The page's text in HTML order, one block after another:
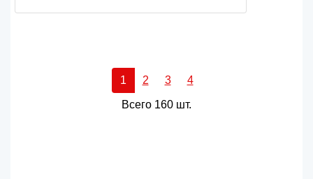
1 2 3 4
Всего 160 шт.